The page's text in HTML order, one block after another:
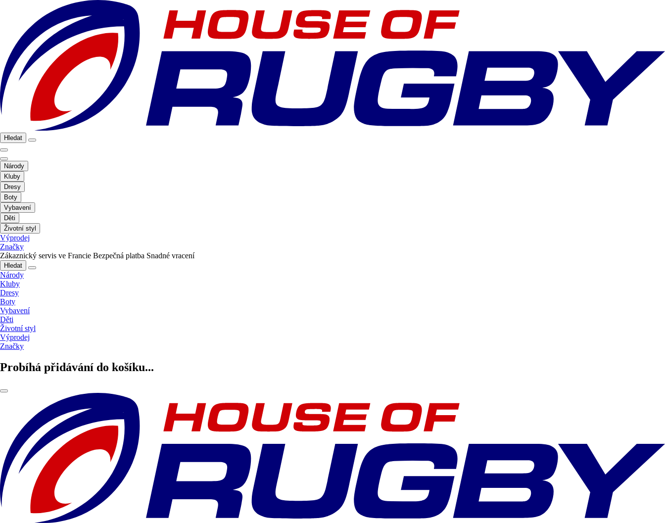
Hledat
Národy
Kluby
Dresy
Boty
Vybavení
Děti
Životní styl
Výprodej
Značky
Zákaznický servis ve Francie Bezpečná platba Snadné vracení
Hledat
Národy
Kluby
Dresy
Boty
Vybavení
Děti
Životní styl
Výprodej
Značky
Probíhá přidávání do košíku...